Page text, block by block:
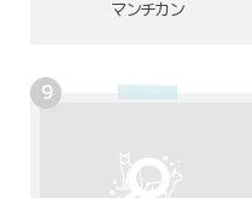
マンチカン